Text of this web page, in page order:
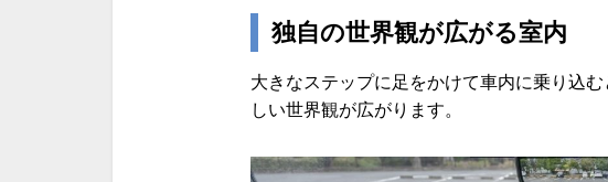
独自の世界観が広がる室内
大きなステップに足をかけて車内に乗り込
しい世界観が広がります。